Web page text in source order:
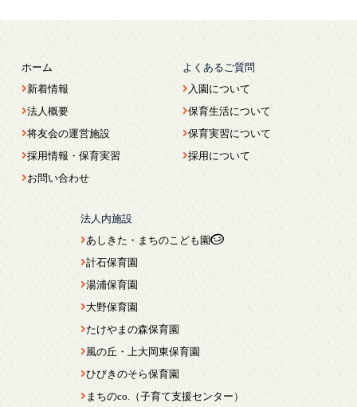
ホーム
新着情報
法人概要
将友会の運営施設
採用情報・保育実習
お問い合わせ
よくあるご質問
入園について
保育生活について
保育実習について
採用について
法人内施設
あしきた・まちのこども園
計石保育園
湯浦保育園
大野保育園
たけやまの森保育園
風の丘・上大岡東保育園
ひびきのそら保育園
まちのco.（子育て支援センター）